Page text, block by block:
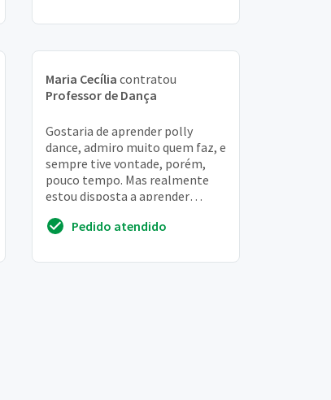
Maria Cecília contratou
Professor de Dança
Gostaria de aprender polly
dance, admiro muito quem faz, e
sempre tive vontade, porém,
pouco tempo. Mas realmente
estou disposta a aprender
dança maravilhosa
Pedido atendido